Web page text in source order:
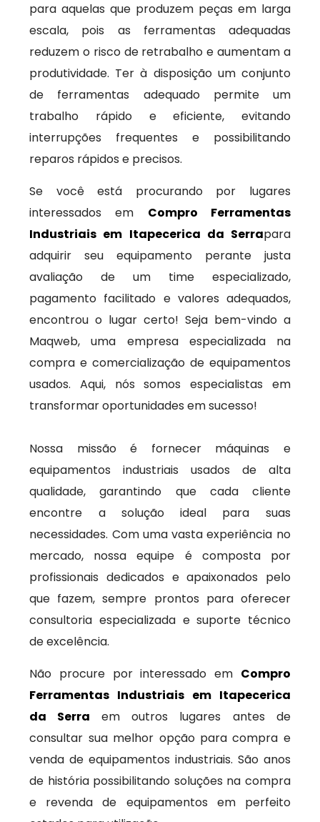
para aquelas que produzem peças em larga
escala, pois as ferramentas adequadas
reduzem o risco de retrabalho e aumentam a
produtividade. Ter à disposição um conjunto
de ferramentas adequado permite um
trabalho rápido e eficiente, evitando
interrupções frequentes e possibilitando
reparos rápidos e precisos.
Se você está procurando por lugares
interessados em Compro Ferramentas
Industriais em Itapecerica da Serrapara
adquirir seu equipamento perante justa
avaliação de um time especializado,
pagamento facilitado e valores adequados,
encontrou o lugar certo! Seja bem-vindo a
Maqweb, uma empresa especializada na
compra e comercialização de equipamentos
usados. Aqui, nós somos especialistas em
transformar oportunidades em sucesso!
Nossa missão é fornecer máquinas e
equipamentos industriais usados de alta
qualidade, garantindo que cada cliente
encontre a solução ideal para suas
necessidades. Com uma vasta experiência no
mercado, nossa equipe é composta por
profissionais dedicados e apaixonados pelo
que fazem, sempre prontos para oferecer
consultoria especializada e suporte técnico
de excelência.
Não procure por interessado em Compro
Ferramentas Industriais em Itapecerica
da Serra em outros lugares antes de
consultar sua melhor opção para compra e
venda de equipamentos industriais. São anos
de história possibilitando soluções na compra
e revenda de equipamentos em perfeito